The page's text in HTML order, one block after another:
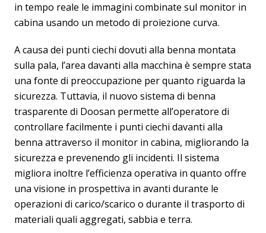
in tempo reale le immagini combinate sul monitor in
cabina usando un metodo di proiezione curva.
A causa dei punti ciechi dovuti alla benna montata
sulla pala, l’area davanti alla macchina è sempre stata
una fonte di preoccupazione per quanto riguarda la
sicurezza. Tuttavia, il nuovo sistema di benna
trasparente di Doosan permette all’operatore di
controllare facilmente i punti ciechi davanti alla
benna attraverso il monitor in cabina, migliorando la
sicurezza e prevenendo gli incidenti. Il sistema
migliora inoltre l’efficienza operativa in quanto offre
una visione in prospettiva in avanti durante le
operazioni di carico/scarico o durante il trasporto di
materiali quali aggregati, sabbia e terra.